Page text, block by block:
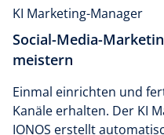
KI Marketing-Manager
Social-Media-
meistern
Einmal einrichten und
Kanäle erhalten. Der KI
IONOS erstellt